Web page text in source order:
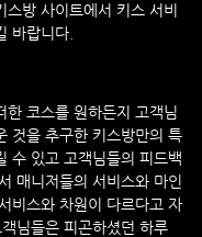
방 사이트에서 키스 서비
바랍니다.
한 코스를 원하든지 고객님
것을 추구한 키스방만의 특
수 있고 고객님들의 피드백
매니저들의 서비스와 마인
비스와 차원이 다르다고 자
님들은 피곤하셨던 하루